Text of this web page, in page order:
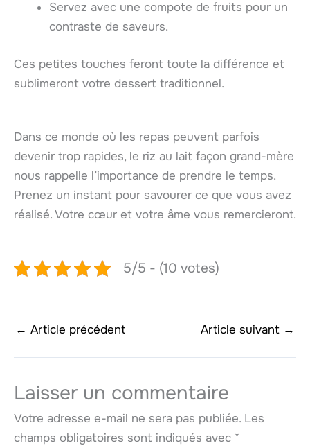
Servez avec une compote de fruits pour un
contraste de saveurs.
Ces petites touches feront toute la différence et
sublimeront votre dessert traditionnel.
Dans ce monde où les repas peuvent parfois
devenir trop rapides, le riz au lait façon grand-mère
nous rappelle l’importance de prendre le temps.
Prenez un instant pour savourer ce que vous avez
réalisé. Votre cœur et votre âme vous remercieront.
5/5 - (10 votes)
← Article précédent Article suivant →
Laisser un commentaire
Votre adresse e-mail ne sera pas publiée. Les
champs obligatoires sont indiqués avec *